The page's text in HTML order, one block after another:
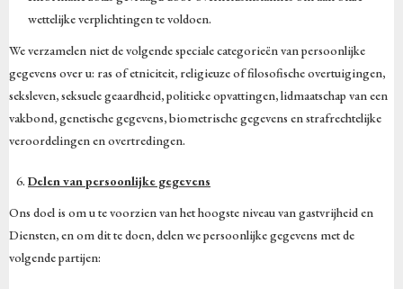
wettelijke verplichtingen te voldoen.
We verzamelen niet de volgende speciale categorieën van persoonlijke
gegevens over u: ras of etniciteit, religieuze of filosofische overtuigingen,
seksleven, seksuele geaardheid, politieke opvattingen, lidmaatschap van een
vakbond, genetische gegevens, biometrische gegevens en strafrechtelijke
veroordelingen en overtredingen.
Delen van persoonlijke gegevens
Ons doel is om u te voorzien van het hoogste niveau van gastvrijheid en
Diensten, en om dit te doen, delen we persoonlijke gegevens met de
volgende partijen: